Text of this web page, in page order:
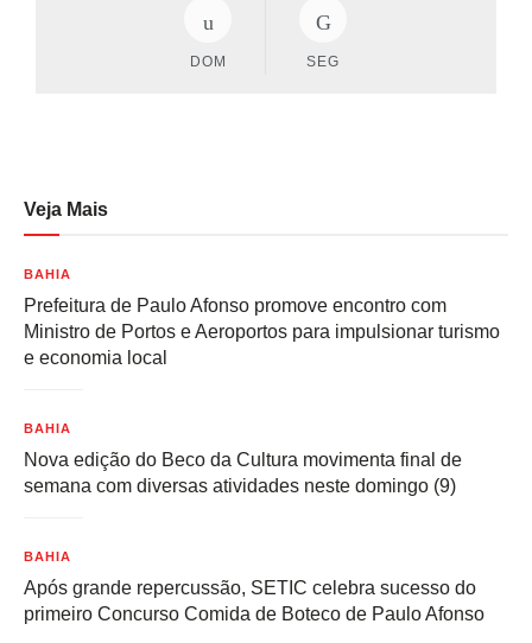
DOM SEG
Veja Mais
BAHIA
Prefeitura de Paulo Afonso promove encontro com
Ministro de Portos e Aeroportos para impulsionar turismo
e economia local
BAHIA
Nova edição do Beco da Cultura movimenta final de
semana com diversas atividades neste domingo (9)
BAHIA
Após grande repercussão, SETIC celebra sucesso do
primeiro Concurso Comida de Boteco de Paulo Afonso